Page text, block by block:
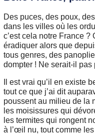
Des puces, des poux,
dans les villes où les
c’est cela notre France
éradiquer alors que
tous genres, des
dompter ! Ne serait-il
Il est vrai qu’il en existe
tout ce que j’ai dit
poussent au milieu de la
les moisissures qui
les termites qui rongent
à l’œil nu, tout comme